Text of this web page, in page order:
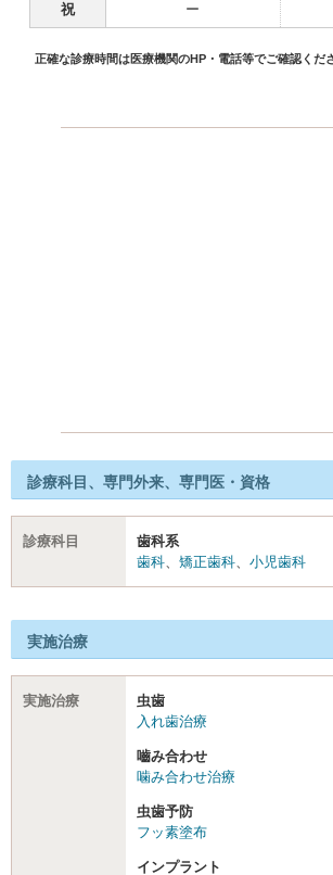
祝 ー
正確な診療時間は医療機関のHP・電話等でご確認くだ
診療科目、専門外来、専門医・資格
診療科目
歯科系
歯科、 矯正歯科、 小児歯科
実施治療
実施治療
虫歯
入れ歯治療
嚙み合わせ
噛み合わせ治療
虫歯予防
フッ素塗布
インプラント